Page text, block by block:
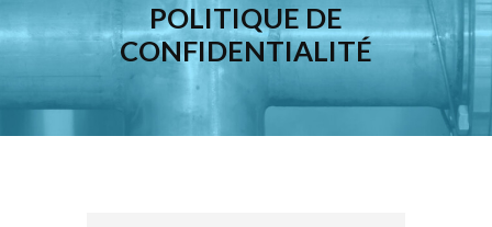
POLITIQUE DE
CONFIDENTIALITÉ